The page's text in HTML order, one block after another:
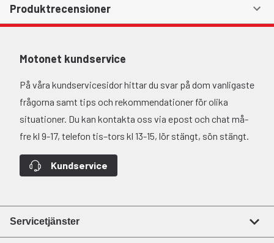
Produktrecensioner
Motonet kundservice
På våra kundservicesidor hittar du svar på dom vanligaste
frågorna samt tips och rekommendationer för olika
situationer. Du kan kontakta oss via epost och chat må-
fre kl 9-17, telefon tis–tors kl 13-15, lör stängt, sön stängt.
Kundservice
Servicetjänster